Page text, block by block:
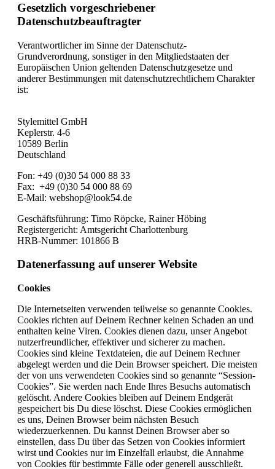
Gesetzlich vorgeschriebener
Datenschutzbeauftragter
Verantwortlicher im Sinne der Datenschutz-
Grundverordnung, sonstiger in den Mitgliedstaaten der
Europäischen Union geltenden Datenschutzgesetze und
anderer Bestimmungen mit datenschutzrechtlichem Charakter
ist:
Stylemittel GmbH
Keplerstr. 4-6
10589 Berlin
Deutschland
Fon: +49 (0)30 54 000 88 33
Fax: +49 (0)30 54 000 88 69
E-Mail: webshop@look54.de
Geschäftsführung: Timo Röpcke, Rainer Höbing
Registergericht: Amtsgericht Charlottenburg
HRB-Nummer: 101866 B
Datenerfassung auf unserer Website
Cookies
Die Internetseiten verwenden teilweise so genannte Cookies.
Cookies richten auf Deinem Rechner keinen Schaden an und
enthalten keine Viren. Cookies dienen dazu, unser Angebot
nutzerfreundlicher, effektiver und sicherer zu machen.
Cookies sind kleine Textdateien, die auf Deinem Rechner
abgelegt werden und die Dein Browser speichert. Die meisten
der von uns verwendeten Cookies sind so genannte “Session-
Cookies”. Sie werden nach Ende Ihres Besuchs automatisch
gelöscht. Andere Cookies bleiben auf Deinem Endgerät
gespeichert bis Du diese löschst. Diese Cookies ermöglichen
es uns, Deinen Browser beim nächsten Besuch
wiederzuerkennen. Du kannst Deinen Browser aber so
einstellen, dass Du über das Setzen von Cookies informiert
wirst und Cookies nur im Einzelfall erlaubst, die Annahme
von Cookies für bestimmte Fälle oder generell ausschließt.